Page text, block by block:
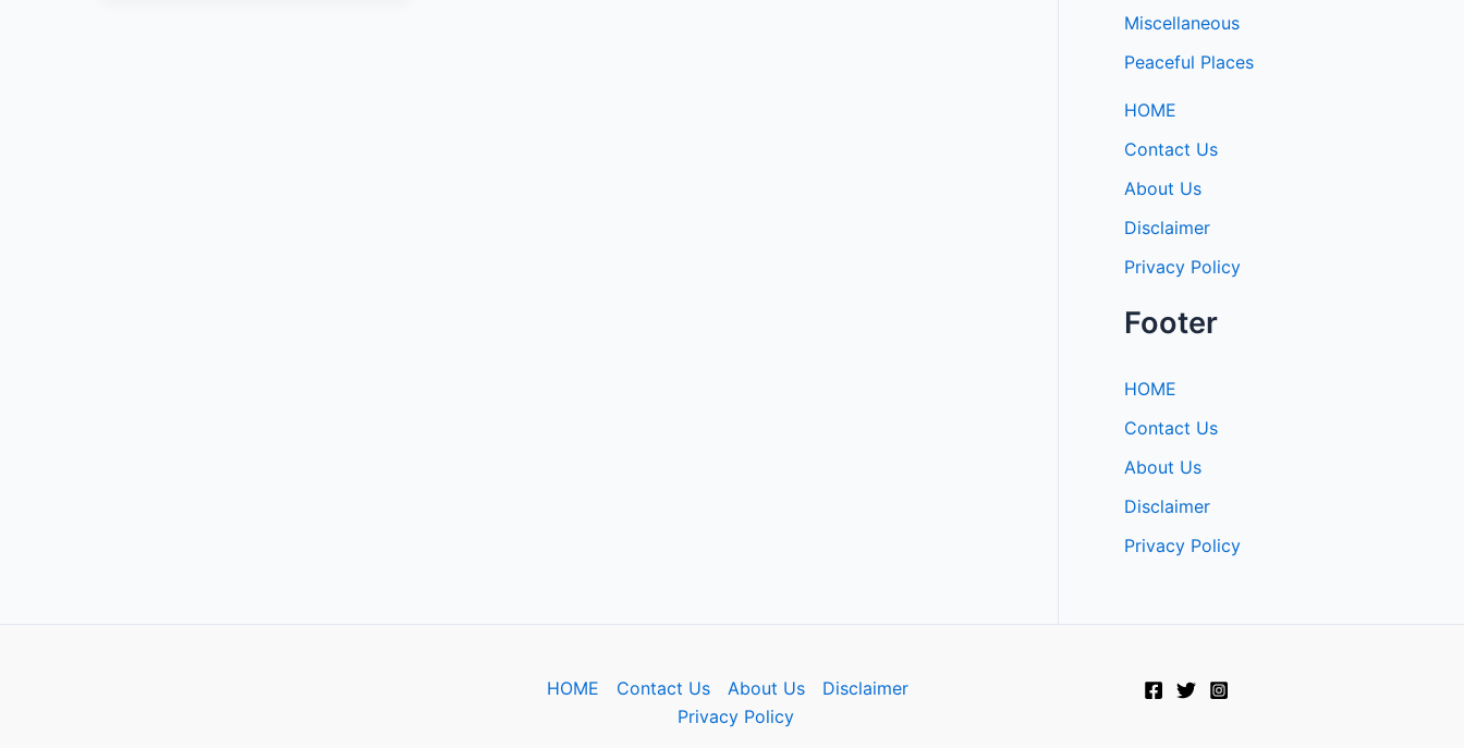
Miscellaneous
Peaceful Places
HOME
Contact Us
About Us
Disclaimer
Privacy Policy
Footer
HOME
Contact Us
About Us
Disclaimer
Privacy Policy
HOME Contact Us About Us
Disclaimer
Privacy Policy